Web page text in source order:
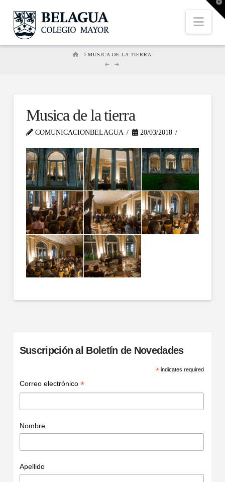
HOMEMUSICA DE LA TIERRA
Musica de la tierra
COMUNICACIONBELAGUA 20/03/2018
Suscripción al Boletín de Novedades
*indicates required
Correo electrónico *
Nombre
Apellido